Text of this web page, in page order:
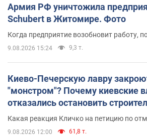
Армия РФ уничтожила
Schubert в Житомире. Фото
Когда предприятие возобновит работу,
9.08.2026 15:24 9,3 т.
Киево-Печерскую лавру
"монстром"? Почему киевские
отказались остановить
небоскреба "московского
Какая реакция Кличко на петицию по
9.08.2026 12:00 61,8 т.